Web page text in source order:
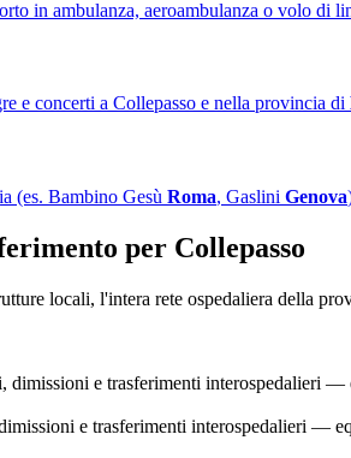
in ambulanza, aeroambulanza o volo di
e concerti a Collepasso e nella provincia di
(es. Bambino Gesù Roma, Gaslini Genova
per Collepasso
locali, l'intera rete ospedaliera della
dimissioni e trasferimenti interospedalieri —
e trasferimenti interospedalieri —